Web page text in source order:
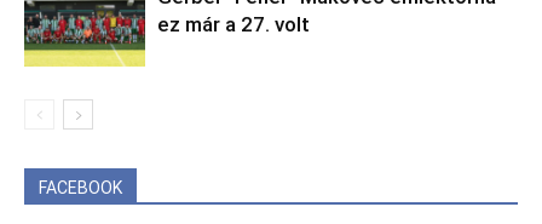
ez már a 27. volt
FACEBOOK